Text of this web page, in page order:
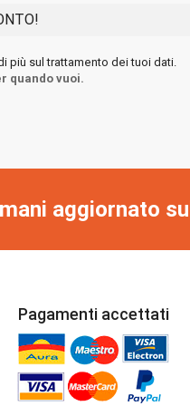
più sul trattamento dei tuoi dati.
quando vuoi.
aggiornato
Pagamenti accettati